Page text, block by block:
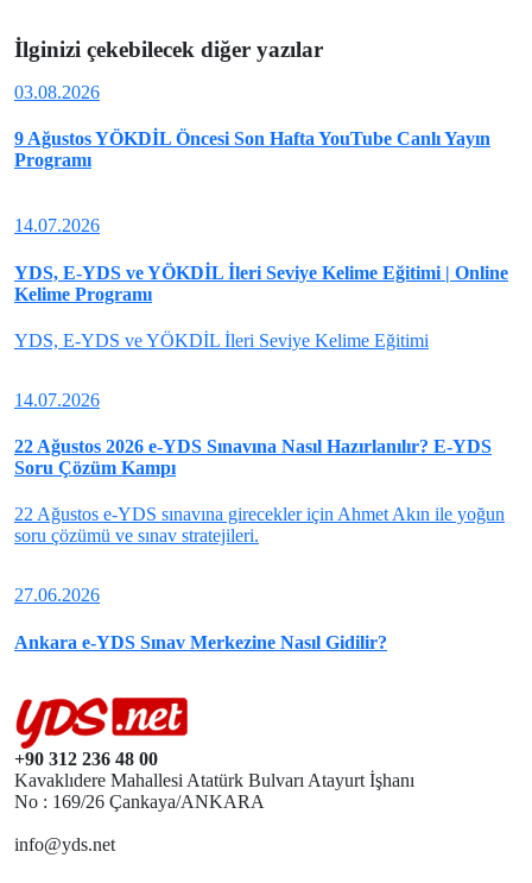
İlginizi çekebilecek diğer yazılar
03.08.2026
9 Ağustos YÖKDİL Öncesi Son Hafta YouTube Canlı Yayın
Programı
14.07.2026
YDS, E-YDS ve YÖKDİL İleri Seviye Kelime Eğitimi | Online
Kelime Programı
YDS, E-YDS ve YÖKDİL İleri Seviye Kelime Eğitimi
14.07.2026
22 Ağustos 2026 e-YDS Sınavına Nasıl Hazırlanılır? E-YDS
Soru Çözüm Kampı
22 Ağustos e-YDS sınavına girecekler için Ahmet Akın ile yoğun
soru çözümü ve sınav stratejileri.
27.06.2026
Ankara e-YDS Sınav Merkezine Nasıl Gidilir?
+90 312 236 48 00
Kavaklıdere Mahallesi Atatürk Bulvarı Atayurt İşhanı
No : 169/26 Çankaya/ANKARA
info@yds.net